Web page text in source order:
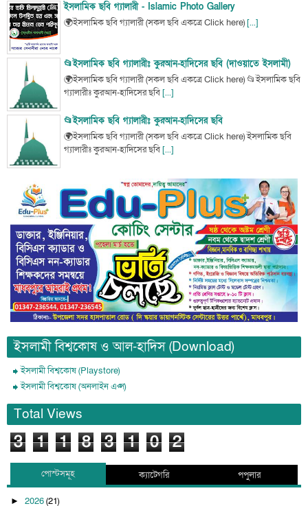
ইসলামিক ছবি গ্যালারী - Islamic Photo Gallery
🌍ইসলামিক ছবি গ্যালারী (সকল ছবি একত্রে Click here)[...]
📂ইসলামিক ছবি গ্যালারীঃ কুরআন-হাদিসের ছবি (দাওয়াতে ইসলামী)
🌍ইসলামিক ছবি গ্যালারী (সকল ছবি একত্রে Click here) 📂ইসলামিক ছবি
গ্যালারীঃ কুরআন-হাদিসের ছবি[...]
📂ইসলামিক ছবি গ্যালারীঃ কুরআন-হাদিসের ছবি
🌍ইসলামিক ছবি গ্যালারী (সকল ছবি একত্রে Click here) ইসলামিক ছবি
গ্যালারীঃ কুরআন-হাদিসের ছবি[...]
ইসলামী বিশ্বকোষ ও আল-হাদিস (Download)
ইসলামী বিশ্বকোষ (Playstore)
ইসলামী বিশ্বকোষ (অনলাইন এপ্স)
Total Views
3 1 1 8 3 1 0 2
পোস্টসমূহ ক্যাটেগরি পপুলার
► 2026(21)